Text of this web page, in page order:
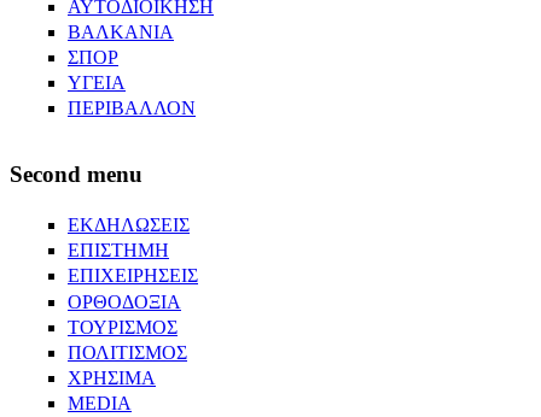
ΑΥΤΟΔΙΟΙΚΗΣΗ
ΒΑΛΚΑΝΙΑ
ΣΠΟΡ
ΥΓΕΙΑ
ΠΕΡΙΒΑΛΛΟΝ
Second menu
ΕΚΔΗΛΩΣΕΙΣ
ΕΠΙΣΤΗΜΗ
ΕΠΙΧΕΙΡΗΣΕΙΣ
ΟΡΘΟΔΟΞΙΑ
ΤΟΥΡΙΣΜΟΣ
ΠΟΛΙΤΙΣΜΟΣ
ΧΡΗΣΙΜΑ
MEDIA